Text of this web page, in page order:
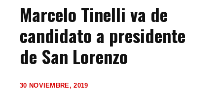
Marcelo Tinelli va de
candidato a presidente
de San Lorenzo
30 NOVIEMBRE, 2019